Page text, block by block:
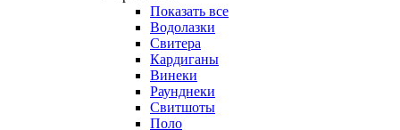
Показать все
Водолазки
Свитера
Кардиганы
Винеки
Раунднеки
Свитшоты
Поло